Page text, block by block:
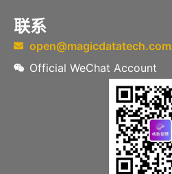
联系
open@magicdatatech.com
Official WeChat Account